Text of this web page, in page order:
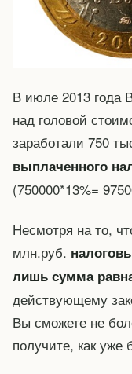
В июле 2013 года
над головой
заработали 750
выплаченного
(750000*13%=
Несмотря на то,
млн.руб.
лишь сумма
действующему
Вы сможете не
получите, как